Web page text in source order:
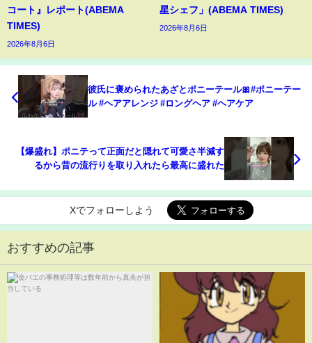
コート』レポート(ABEMA
TIMES)
2026年8月6日
星シェフ」(ABEMA TIMES)
2026年8月6日
彼氏に褒められたあざとポニーテール🎀#ポニーテー
ル #ヘアアレンジ #ロングヘア #ヘアケア
【爆盛れ】ポニテって正面だと隠れて可愛さ半減す
るから昔の流行りを取り入れたら最高に盛れた
Xでフォローしよう
おすすめの記事